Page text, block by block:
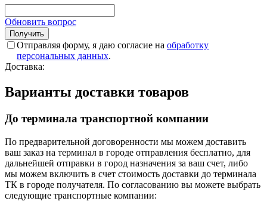
Обновить вопрос
Отправляя форму, я даю согласие на обработку
персональных данных.
Доставка:
Варианты доставки товаров
До терминала транспортной компании
По предварительной договоренности мы можем доставить
ваш заказ на терминал в городе отправления бесплатно, для
дальнейшей отправки в город назначения за ваш счет, либо
мы можем включить в счет стоимость доставки до терминала
ТК в городе получателя. По согласованию вы можете выбрать
следующие транспортные компании: